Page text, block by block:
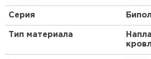
Предназначен для устройства
зданий, сооружений и
Серия
Тип материала